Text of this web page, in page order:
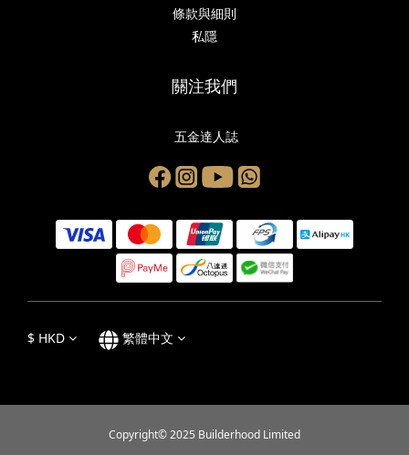
條款與細則
私隱
關注我們
五金達人誌
$ HKD 繁體中文
Copyright© 2025 Builderhood Limited